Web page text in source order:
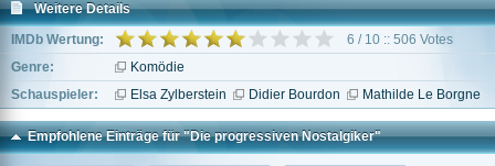
Weitere Details
IMDb Wertung:
6 / 10 :: 506 Votes
Genre:
Komödie
Schauspieler:
Elsa Zylberstein Didier Bourdon Mathilde Le Borgne
Empfohlene Einträge für "Die progressiven Nostalgiker"